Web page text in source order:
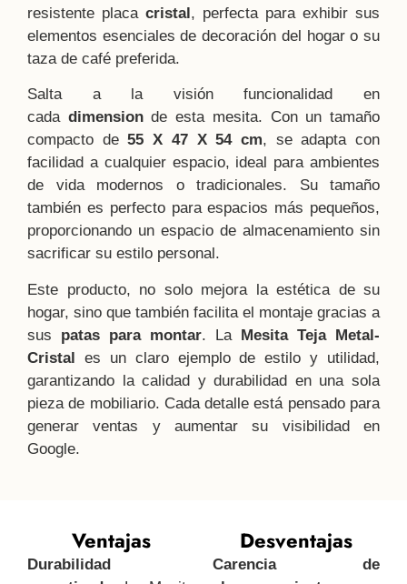
resistente placa cristal, perfecta para exhibir sus
elementos esenciales de decoración del hogar o su
taza de café preferida.
Salta a la visión funcionalidad en
cada dimensionde esta mesita. Con un tamaño
compacto de55 X 47 X 54 cm, se adapta con
facilidad a cualquier espacio, ideal para ambientes
de vida modernos o tradicionales. Su tamaño
también es perfecto para espacios más pequeños,
proporcionando un espacio de almacenamiento sin
sacrificar su estilo personal.
Este producto, no solo mejora la estética de su
hogar, sino que también facilita el montaje gracias a
sus patas para montar. La Mesita Teja Metal-
Cristal es un claro ejemplo de estilo y utilidad,
garantizando la calidad y durabilidad en una sola
pieza de mobiliario. Cada detalle está pensado para
generar ventas y aumentar su visibilidad en
Google.
Ventajas
Durabilidad
Desventajas
Carencia de